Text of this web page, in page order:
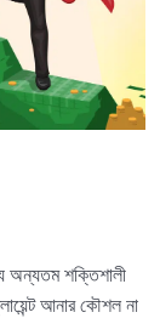
অন্যতম শক্তিশালী
আনার কৌশল না